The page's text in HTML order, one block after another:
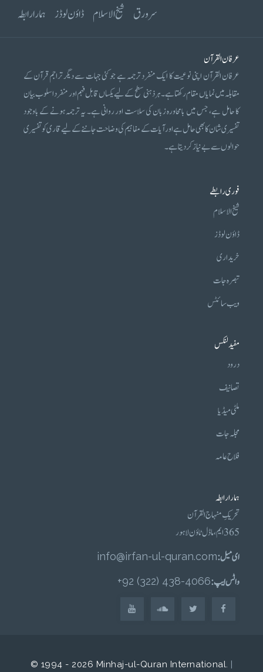
سرورق شیخ الاسلام ڈاؤن لوڈز ہمارا رابطہ
عرفان القرآن
عرفان القرآن اپنی نوعیت کا ایک منفرد ترجمہ ہے جو کئی جہات سے دیگر تراجم قرآن کے
مقابلہ میں نمایاں مقام رکھتا ہے۔ ہر ذہنی سطح کے لیے یکساں قابل فہم اور منفرد اسلوب بیان
کا حامل ہے، جس میں بامحاورہ زبان کی سلاست اور روانی ہے۔ یہ ترجمہ ہونے کے باوجود
تفسیری شان کا بھی حامل ہے اور آیات کے مفاہیم کی وضاحت جاننے کے لیے قاری کو تفسیری
حوالوں سے بے نیاز کر دیتا ہے۔
فوری رابطے
شیخ الاسلام
ڈاؤن لوڈز
خریداری
تبصرہ جات
ویب سائٹس
مفید لنکس
درود
تصانیف
ملٹی میڈیا
مجلہ جات
فلاح عامہ
ہمارا رابطہ
تحریکِ منہاج القرآن
365 ایم، ماڈل ٹاؤن لاہور
ای میل :info@irfan-ul-quran.com
واٹس ایپ :4066-438 (322) 92+
© 1994 - 2026 Minhaj-ul-Quran International. |